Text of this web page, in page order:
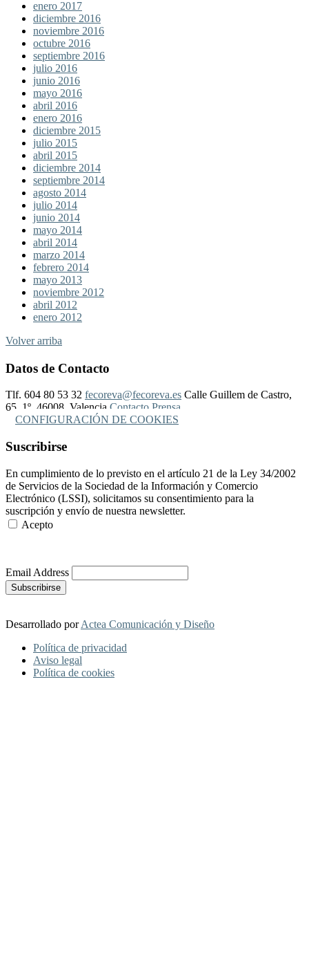
enero 2017
diciembre 2016
noviembre 2016
octubre 2016
septiembre 2016
julio 2016
junio 2016
mayo 2016
abril 2016
enero 2016
diciembre 2015
julio 2015
abril 2015
diciembre 2014
septiembre 2014
agosto 2014
julio 2014
junio 2014
mayo 2014
abril 2014
marzo 2014
febrero 2014
mayo 2013
noviembre 2012
abril 2012
enero 2012
Volver arriba
Datos de Contacto
Tlf. 604 80 53 32 fecoreva@fecoreva.es Calle Guillem de Castro,
65, 1º, 46008, Valencia Contacto Prensa
CONFIGURACIÓN DE COOKIES
Suscribirse
En cumplimiento de lo previsto en el artículo 21 de la Ley 34/2002
de Servicios de la Sociedad de la Información y Comercio
Electrónico (LSSI), solicitamos su consentimiento para la
suscripción y envío de nuestra newsletter.
Acepto
Email Address
Desarrollado porActea Comunicación y Diseño
Política de privacidad
Aviso legal
Política de cookies